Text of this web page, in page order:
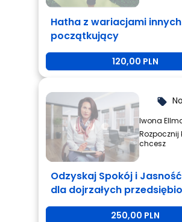
Hatha z wariacjami
początkujący
120,00 PLN
local_offer
Iwona
Rozpocznij
chcesz
Odzyskaj Spokój i
dla dojrzałych
którzy są zmęczeni i
250,00 PLN